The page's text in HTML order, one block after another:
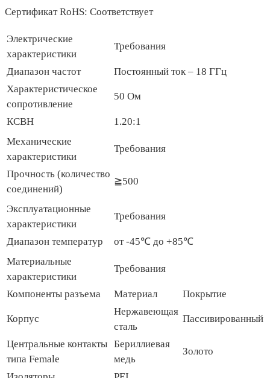
Сертификат RoHS: Соответствует
Электрические
характеристики
Требования
Диапазон частот
Постоянный ток – 18 ГГц
Характеристическое
сопротивление
50 Ом
КСВН
1.20:1
Механические
характеристики
Требования
Прочность (количество
соединений)
≧500
Эксплуатационные
характеристики
Требования
Диапазон температур
от -45℃ до +85℃
Материальные
характеристики
Требования
Компоненты разъема Материал Покрытие
Корпус
Нержавеющая
сталь
Пассивированный
Центральные контакты
типа Female
Бериллиевая
медь
Золото